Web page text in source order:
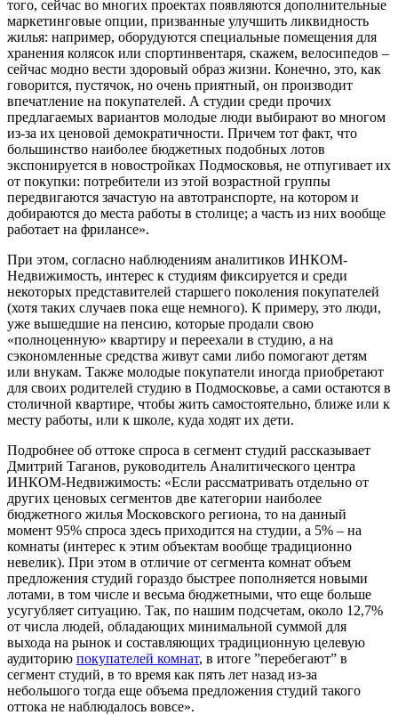
того, сейчас во многих проектах появляются дополнительные
маркетинговые опции, призванные улучшить ликвидность
жилья: например, оборудуются специальные помещения для
хранения колясок или спортинвентаря, скажем, велосипедов –
сейчас модно вести здоровый образ жизни. Конечно, это, как
говорится, пустячок, но очень приятный, он производит
впечатление на покупателей. А студии среди прочих
предлагаемых вариантов молодые люди выбирают во многом
из-за их ценовой демократичности. Причем тот факт, что
большинство наиболее бюджетных подобных лотов
экспонируется в новостройках Подмосковья, не отпугивает их
от покупки: потребители из этой возрастной группы
передвигаются зачастую на автотранспорте, на котором и
добираются до места работы в столице; а часть из них вообще
работает на фрилансе».
При этом, согласно наблюдениям аналитиков ИНКОМ-
Недвижимость, интерес к студиям фиксируется и среди
некоторых представителей старшего поколения покупателей
(хотя таких случаев пока еще немного). К примеру, это люди,
уже вышедшие на пенсию, которые продали свою
«полноценную» квартиру и переехали в студию, а на
сэкономленные средства живут сами либо помогают детям
или внукам. Также молодые покупатели иногда приобретают
для своих родителей студию в Подмосковье, а сами остаются в
столичной квартире, чтобы жить самостоятельно, ближе или к
месту работы, или к школе, куда ходят их дети.
Подробнее об оттоке спроса в сегмент студий рассказывает
Дмитрий Таганов, руководитель Аналитического центра
ИНКОМ-Недвижимость: «Если рассматривать отдельно от
других ценовых сегментов две категории наиболее
бюджетного жилья Московского региона, то на данный
момент 95% спроса здесь приходится на студии, а 5% – на
комнаты (интерес к этим объектам вообще традиционно
невелик). При этом в отличие от сегмента комнат объем
предложения студий гораздо быстрее пополняется новыми
лотами, в том числе и весьма бюджетными, что еще больше
усугубляет ситуацию. Так, по нашим подсчетам, около 12,7%
от числа людей, обладающих минимальной суммой для
выхода на рынок и составляющих традиционную целевую
аудиторию покупателей комнат, в итоге ”перебегают” в
сегмент студий, в то время как пять лет назад из-за
небольшого тогда еще объема предложения студий такого
оттока не наблюдалось вовсе».